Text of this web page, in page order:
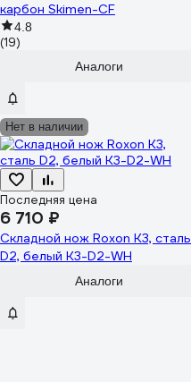
карбон Skimen-CF
4.8
(19)
Аналоги
Нет в наличии
Последняя цена
6 710 ₽
Складной нож Roxon K3, сталь
D2, белый K3-D2-WH
Аналоги